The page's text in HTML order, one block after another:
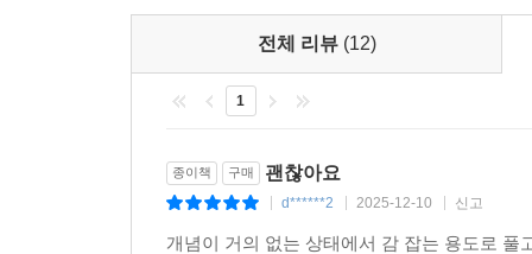
전체 리뷰 (12)
1
종이책 구매 괜찮아요
d******2 2025-12-10 신고
개념이 거의 없는 상태에서 감 잡는 용도로